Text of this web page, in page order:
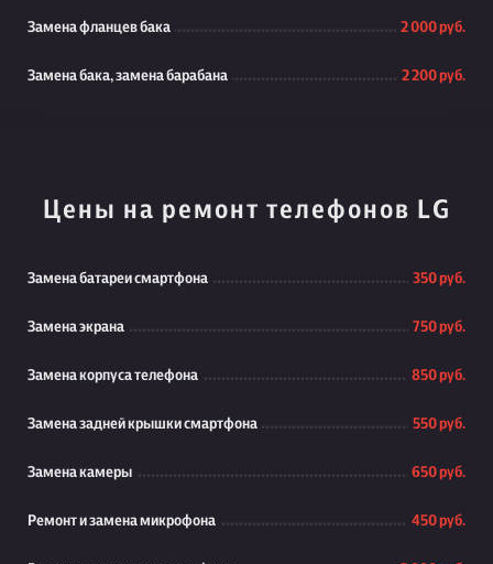
Замена фланцев бака 2 000 руб.
Замена бака, замена барабана 2 200 руб.
Цены на ремонт телефонов LG
Замена батареи смартфона 350 руб.
Замена экрана 750 руб.
Замена корпуса телефона 850 руб.
Замена задней крышки смартфона 550 руб.
Замена камеры 650 руб.
Ремонт и замена микрофона 450 руб.